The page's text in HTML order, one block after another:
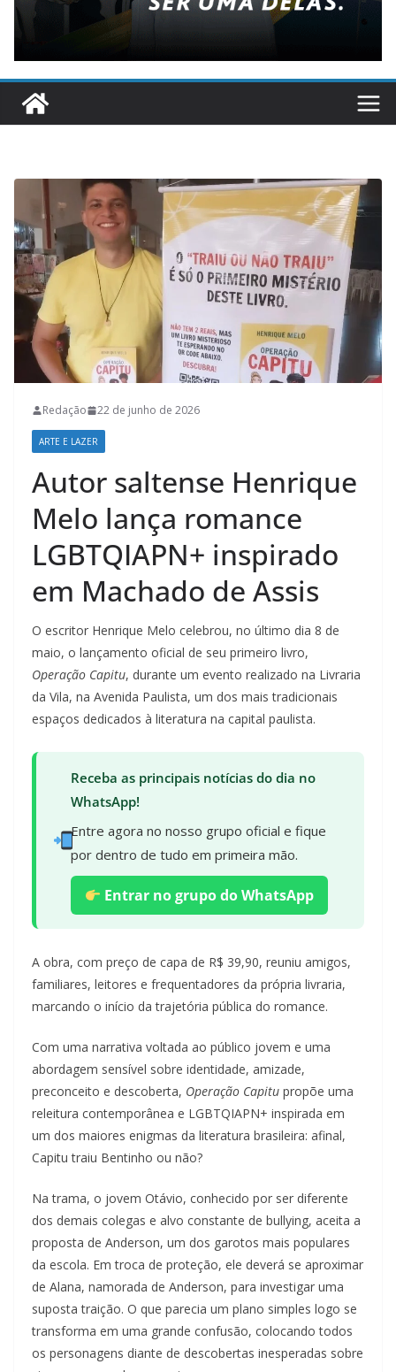
Redação 22 de junho de 2026
ARTE E LAZER
Autor saltense Henrique
Melo lança romance
LGBTQIAPN+ inspirado
em Machado de Assis
O escritor Henrique Melo celebrou, no último dia 8 de
maio, o lançamento oficial de seu primeiro livro,
Operação Capitu, durante um evento realizado na Livraria
da Vila, na Avenida Paulista, um dos mais tradicionais
espaços dedicados à literatura na capital paulista.
Receba as principais notícias do dia no
WhatsApp!
Entre agora no nosso grupo oficial e fique
por dentro de tudo em primeira mão.
Entrar no grupo do WhatsApp
A obra, com preço de capa de R$ 39,90, reuniu amigos,
familiares, leitores e frequentadores da própria livraria,
marcando o início da trajetória pública do romance.
Com uma narrativa voltada ao público jovem e uma
abordagem sensível sobre identidade, amizade,
preconceito e descoberta, Operação Capitu propõe uma
releitura contemporânea e LGBTQIAPN+ inspirada em
um dos maiores enigmas da literatura brasileira: afinal,
Capitu traiu Bentinho ou não?
Na trama, o jovem Otávio, conhecido por ser diferente
dos demais colegas e alvo constante de bullying, aceita a
proposta de Anderson, um dos garotos mais populares
da escola. Em troca de proteção, ele deverá se aproximar
de Alana, namorada de Anderson, para investigar uma
suposta traição. O que parecia um plano simples logo se
transforma em uma grande confusão, colocando todos
os personagens diante de descobertas inesperadas sobre